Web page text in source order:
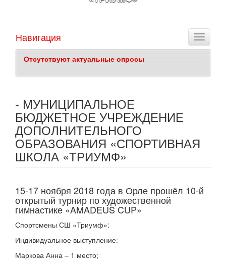
Toggle
Навигация
Отсутствуют актуальные опросы
- МУНИЦИПАЛЬНОЕ
БЮДЖЕТНОЕ УЧРЕЖДЕНИЕ
ДОПОЛНИТЕЛЬНОГО
ОБРАЗОВАНИЯ «СПОРТИВНАЯ
ШКОЛА «ТРИУМФ»
15-17 ноября 2018 года в Орле прошёл 10-й
открытый турнир по художественной
гимнастике «AMADEUS CUP»
Спортсмены СШ «Триумф»:
Индивидуальное выступление:
Маркова Анна – 1 место;